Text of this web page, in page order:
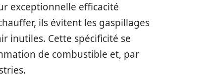
exceptionnelle efficacité
ils évitent les gaspillages
inutiles. Cette spécificité se
de combustible et, par